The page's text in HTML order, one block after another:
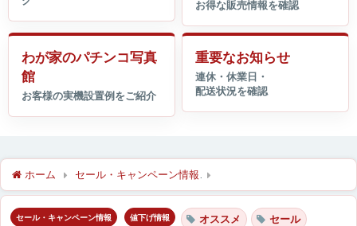
わが家のパチンコ写真
館
重要なお知らせ
ホーム セール・キャンペーン情報
セール・キャンペーン情報 値下げ情報 オススメ セール